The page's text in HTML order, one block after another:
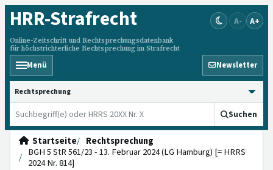
HRR-Strafrecht
Online-Zeitschrift und Rechtsprechungsdatenbank
für höchstrichterliche Rechtsprechung im Strafrecht
A- A+
Menü Newsletter
HRRS durchsuchen
Suchen
Startseite
Rechtsprechung
BGH 5 StR 561/23 - 13. Februar 2024 (LG Hamburg) [= HRRS
2024 Nr. 814]